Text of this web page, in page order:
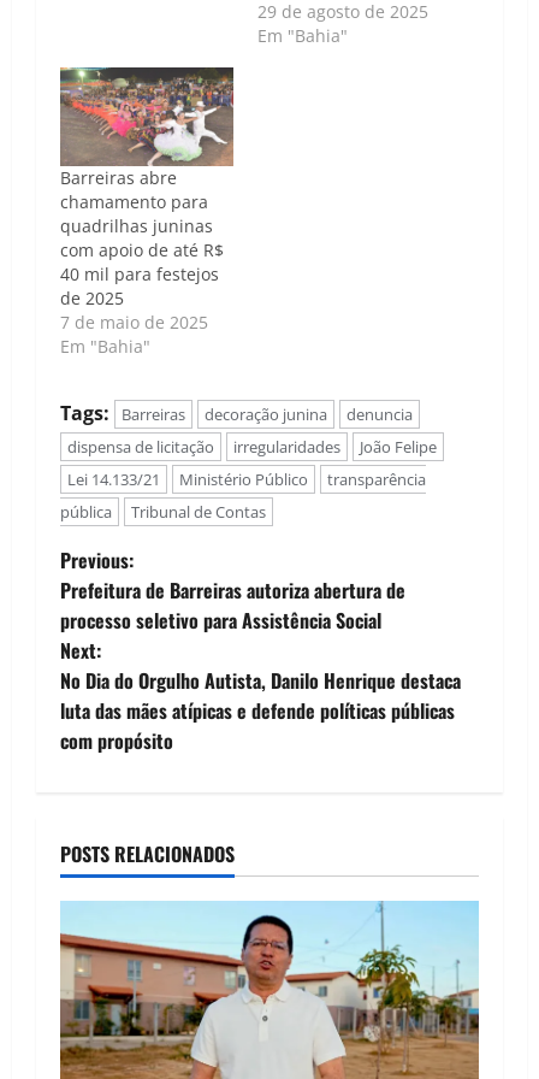
29 de agosto de 2025
Em "Bahia"
Barreiras abre
chamamento para
quadrilhas juninas
com apoio de até R$
40 mil para festejos
de 2025
7 de maio de 2025
Em "Bahia"
Tags: Barreiras decoração junina
denuncia
dispensa de licitação
irregularidades
João Felipe
Lei 14.133/21
Ministério Público
transparência
pública
Tribunal de Contas
P
o
s
t
v
i
g
a
Previous:
Prefeitura de Barreiras autoriza abertura de
processo seletivo para Assistência Social
Next:
No Dia do Orgulho Autista, Danilo Henrique destaca
luta das mães atípicas e defende políticas públicas
com propósito
POSTS RELACIONADOS